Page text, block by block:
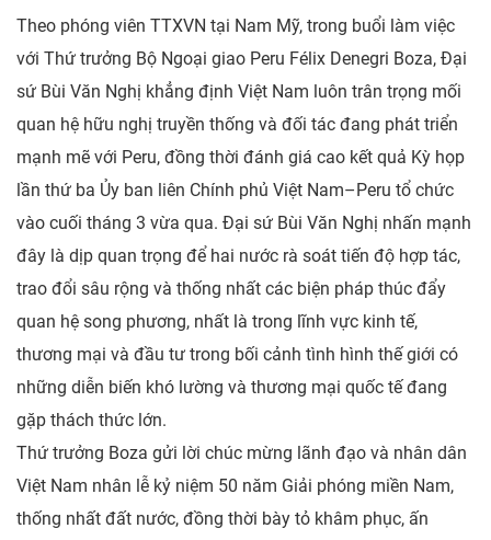
Theo phóng viên TTXVN tại Nam Mỹ, trong buổi làm việc
với Thứ trưởng Bộ Ngoại giao Peru Félix Denegri Boza, Đại
sứ Bùi Văn Nghị khẳng định Việt Nam luôn trân trọng mối
quan hệ hữu nghị truyền thống và đối tác đang phát triển
mạnh mẽ với Peru, đồng thời đánh giá cao kết quả Kỳ họp
lần thứ ba Ủy ban liên Chính phủ Việt Nam–Peru tổ chức
vào cuối tháng 3 vừa qua. Đại sứ Bùi Văn Nghị nhấn mạnh
đây là dịp quan trọng để hai nước rà soát tiến độ hợp tác,
trao đổi sâu rộng và thống nhất các biện pháp thúc đẩy
quan hệ song phương, nhất là trong lĩnh vực kinh tế,
thương mại và đầu tư trong bối cảnh tình hình thế giới có
những diễn biến khó lường và thương mại quốc tế đang
gặp thách thức lớn.
Thứ trưởng Boza gửi lời chúc mừng lãnh đạo và nhân dân
Việt Nam nhân lễ kỷ niệm 50 năm Giải phóng miền Nam,
thống nhất đất nước, đồng thời bày tỏ khâm phục, ấn